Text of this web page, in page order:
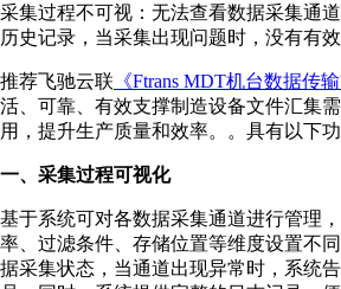
采集过程不可视：⽆法查看数据采集通
历史记录，当采集出现问题时，没有有效
推荐飞驰云联 《Ftrans MDT机台数据传
活、可靠、有效⽀撑制造设备文件汇集
⽤，提升⽣产质量和效率。。具有以下功
一、采集过程可视化
基于系统可对各数据采集通道进⾏管理
率、过滤条件、存储位置等维度设置不
据采集状态，当通道出现异常时，系统